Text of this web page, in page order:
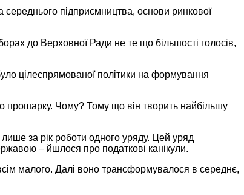
середнього підприємництва, основи ринкової
до ВерховноїРади не те що більшості голосів,
цілеспрямованої політики на формування
прошарку. Чому? Тому що він творить найбільшу
лише за рік роботи одного уряду. Цей уряд
– йшлося про податкові канікули.
малого. Далі воно трансформувалося в середнє,